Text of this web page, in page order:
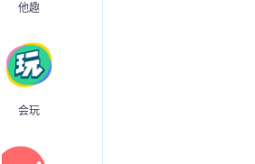
他趣
会玩